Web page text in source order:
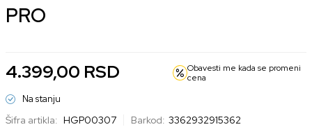
PRO
4.399,00 RSD
Obavesti me kada se promeni
cena
Na stanju
Šifra artikla: HGP00307 Barkod: 3362932915362